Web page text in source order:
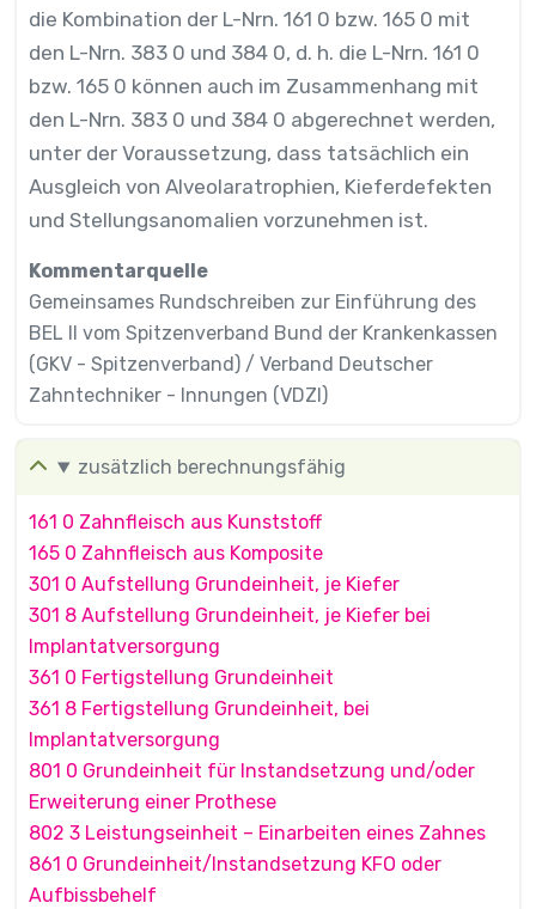
die Kombination der L-Nrn. 161 0 bzw. 165 0 mit
den L-Nrn. 383 0 und 384 0, d. h. die L-Nrn. 161 0
bzw. 165 0 können auch im Zusammenhang mit
den L-Nrn. 383 0 und 384 0 abgerechnet werden,
unter der Voraussetzung, dass tatsächlich ein
Ausgleich von Alveolaratrophien, Kieferdefekten
und Stellungsanomalien vorzunehmen ist.
Kommentarquelle
Gemeinsames Rundschreiben zur Einführung des
BEL II vom Spitzenverband Bund der Krankenkassen
(GKV - Spitzenverband) / Verband Deutscher
Zahntechniker - Innungen (VDZI)
zusätzlich berechnungsfähig
161 0 Zahnfleisch aus Kunststoff
165 0 Zahnfleisch aus Komposite
301 0 Aufstellung Grundeinheit, je Kiefer
301 8 Aufstellung Grundeinheit, je Kiefer bei
Implantatversorgung
361 0 Fertigstellung Grundeinheit
361 8 Fertigstellung Grundeinheit, bei
Implantatversorgung
801 0 Grundeinheit für Instandsetzung und/oder
Erweiterung einer Prothese
802 3 Leistungseinheit – Einarbeiten eines Zahnes
861 0 Grundeinheit/lnstandsetzung KFO oder
Aufbissbehelf